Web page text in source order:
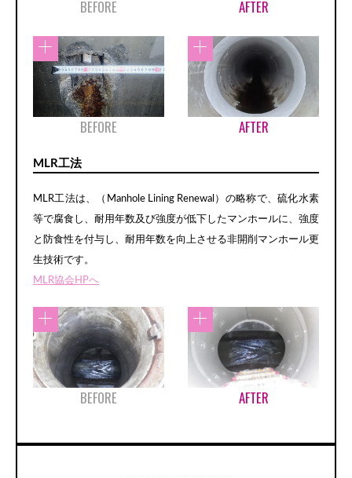
BEFORE AFTER
BEFORE AFTER
MLR工法
MLR工法は、（Manhole Lining Renewal）の略称で、硫化水素
等で腐食し、耐用年数及び強度が低下したマンホールに、強度
と防食性を付与し、耐用年数を向上させる非開削マンホール更
生技術です。
MLR協会HPへ
BEFORE AFTER